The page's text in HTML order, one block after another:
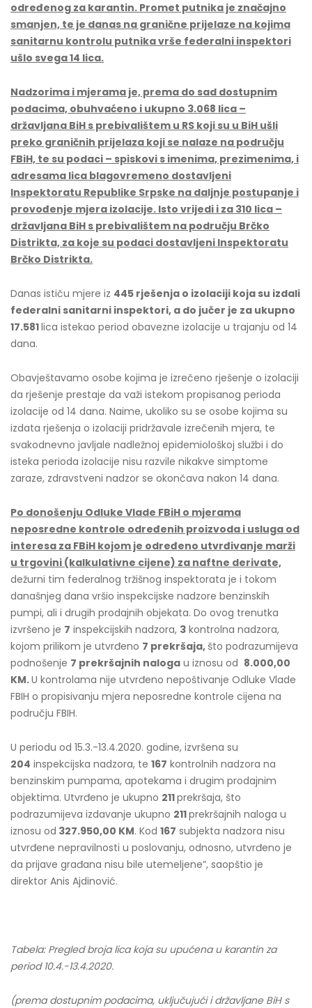
određenog za karantin. Promet putnika je značajno
smanjen, te je danas na granične prijelaze na kojima
sanitarnu kontrolu putnika vrše federalni inspektori
ušlo svega 14 lica.
Nadzorima i mjerama je, prema do sad dostupnim
podacima, obuhvaćeno i ukupno 3.068 lica –
državljana BiH s prebivalištem u RS koji su u BiH ušli
preko graničnih prijelaza koji se nalaze na području
FBiH, te su podaci – spiskovi s imenima, prezimenima, i
adresama lica blagovremeno dostavljeni
Inspektoratu Republike Srpske na daljnje postupanje i
provođenje mjera izolacije. Isto vrijedi i za 310 lica –
državljana BiH s prebivalištem na području Brčko
Distrikta, za koje su podaci dostavljeni Inspektoratu
Brčko Distrikta.
Danas ističu mjere iz 445 rješenja o izolaciji koja su izdali
federalni sanitarni inspektori, a do jučer je za ukupno
17.581lica istekao period obavezne izolacije u trajanju od 14
dana.
Obavještavamo osobe kojima je izrečeno rješenje o izolaciji
da rješenje prestaje da važi istekom propisanog perioda
izolacije od 14 dana. Naime, ukoliko su se osobe kojima su
izdata rješenja o izolaciji pridržavale izrečenih mjera, te
svakodnevno javljale nadležnoj epidemiološkoj službi i do
isteka perioda izolacije nisu razvile nikakve simptome
zaraze, zdravstveni nadzor se okončava nakon 14 dana.
Po donošenju Odluke Vlade FBiH o mjerama
neposredne kontrole određenih proizvoda i usluga od
interesa za FBiH kojom je određeno utvrđivanje marži
u trgovini (kalkulativne cijene) za naftne derivate,
dežurni tim federalnog tržišnog inspektorata je i tokom
današnjeg dana vršio inspekcijske nadzore benzinskih
pumpi, ali i drugih prodajnih objekata. Do ovog trenutka
izvršeno je 7 inspekcijskih nadzora, 3 kontrolna nadzora,
kojom prilikom je utvrđeno 7 prekršaja, što podrazumijeva
podnošenje 7 prekršajnih naloga u iznosu od 8.000,00
KM.U kontrolama nije utvrđeno nepoštivanje Odluke Vlade
FBIH o propisivanju mjera neposredne kontrole cijena na
području FBIH.
U periodu od 15.3.-13.4.2020. godine, izvršena su
204 inspekcijska nadzora, te 167 kontrolnih nadzora na
benzinskim pumpama, apotekama i drugim prodajnim
objektima. Utvrđeno je ukupno 211prekršaja, što
podrazumijeva izdavanje ukupno 211prekršajnih naloga u
iznosu od 327.950,00 KM. Kod 167 subjekta nadzora nisu
utvrđene nepravilnosti u poslovanju, odnosno, utvrđeno je
da prijave građana nisu bile utemeljene”, saopštio je
direktor Anis Ajdinović.
Tabela: Pregled broja lica koja su upućena u karantin za
period 10.4.-13.4.2020.
(prema dostupnim podacima, uključujući i državljane BiH s